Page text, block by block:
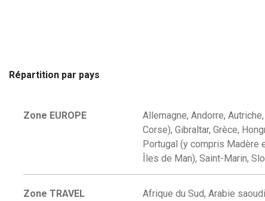
Répartition par pays
Zone EUROPE
Allemagne, Andorre,
Corse), Gibraltar, Grèce,
Portugal (y compris Madère
Îles de Man), Saint-Marin,
Zone TRAVEL
Afrique du Sud, Arabie